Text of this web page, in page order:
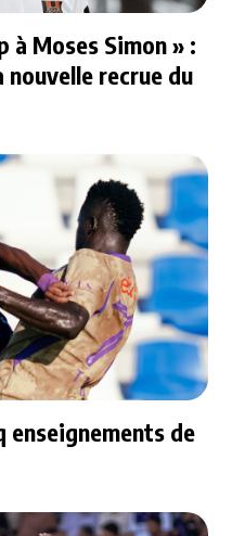
à Moses Simon » :
recrue du
enseignements de